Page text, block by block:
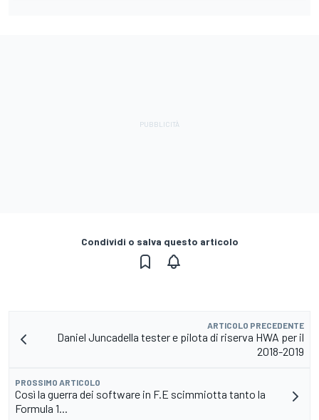
Condividi o salva questo articolo
ARTICOLO PRECEDENTE
Daniel Juncadella tester e pilota di riserva HWA per il
2018-2019
PROSSIMO ARTICOLO
Così la guerra dei software in F.E scimmiotta tanto la
Formula 1...